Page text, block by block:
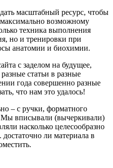
масштабный ресурс, чтобы
возможному
техника выполнения
но и тренировки при
анатомии и биохимии.
с заделом на будущее,
статьи в разные
года совершенно разные
что нам это удалось!
– с ручки, форматного
Мы вписывали (вычеркивали)
насколько целесообразно
достаточно ли материала в